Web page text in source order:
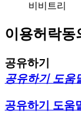
비비트리
이용허락동
공유하기
공유하기 도움
공유하기 도움